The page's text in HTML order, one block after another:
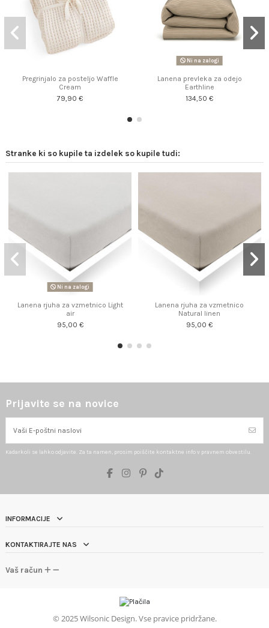
Pregrinjalo za posteljo Waffle
Cream
79,90 €
Ni na zalogi
Lanena prevleka za odejo
Earthline
134,50 €
Stranke ki so kupile ta izdelek so kupile tudi:
Ni na zalogi
Lanena rjuha za vzmetnico Light
air
95,00 €
Lanena rjuha za vzmetnico
Natural linen
95,00 €
Prijavite se na novice
Kadarkoli se lahko odjavite. Za ta namen, prosim poiščite kontaktne info v pravnem obvestilu.
INFORMACIJE
KONTAKTIRAJTE NAS
Vaš račun
© 2025 Wilsonic Design. Vse pravice pridržane.